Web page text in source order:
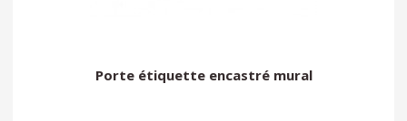
Porte étiquette encastré mural